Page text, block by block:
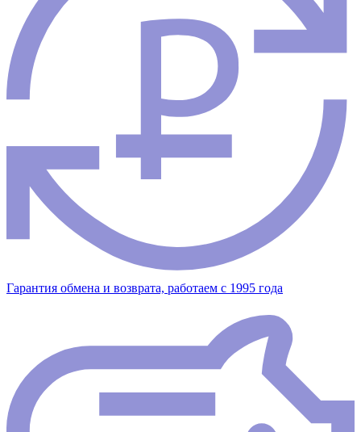
Гарантия обмена и возврата, работаем с 1995 года